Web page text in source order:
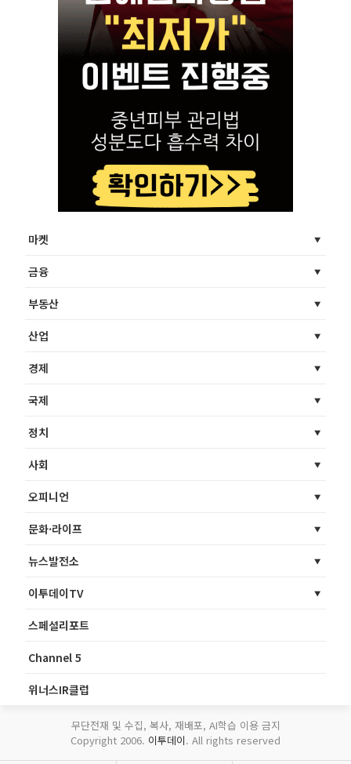
마켓
금융
부동산
산업
경제
국제
정치
사회
오피니언
문화·라이프
뉴스발전소
이투데이TV
스페셜리포트
Channel 5
위너스IR클럽
무단전재 및 수집, 복사, 재배포, AI학습 이용 금지
Copyright 2006. 이투데이. All rights reserved